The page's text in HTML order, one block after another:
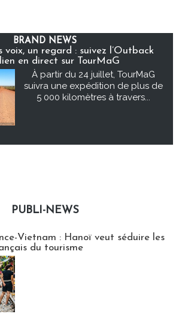
BRAND NEWS
voix, un regard : suivez l’Outback
en direct sur TourMaG
À partir du 24 juillet, TourMaG
suivra une expédition de plus de
5 000 kilomètres à travers...
PUBLI-NEWS
Vietnam : Hanoï veut séduire les
du tourisme